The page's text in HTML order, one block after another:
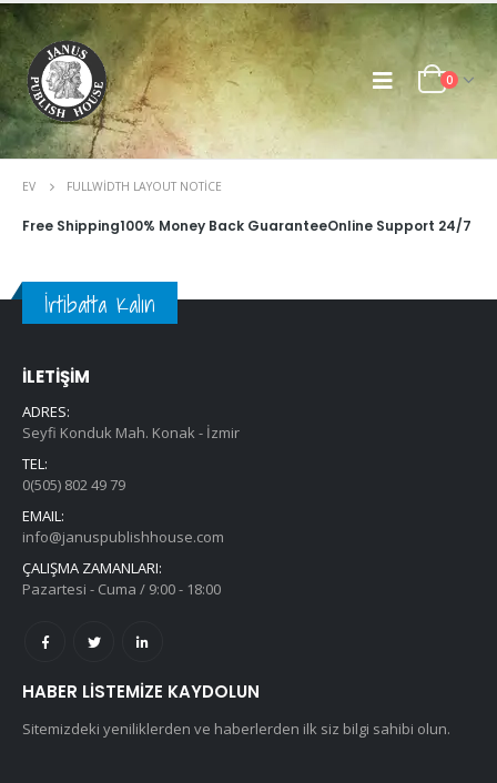
0
EV FULLWIDTH LAYOUT NOTICE
Free Shipping100% Money Back GuaranteeOnline Support 24/7
İrtibatta Kalın
İLETİŞİM
ADRES:
Seyfi Konduk Mah. Konak - İzmir
TEL:
0(505) 802 49 79
EMAIL:
info@januspublishhouse.com
ÇALIŞMA ZAMANLARI:
Pazartesi - Cuma / 9:00 - 18:00
HABER LISTEMIZE KAYDOLUN
Sitemizdeki yeniliklerden ve haberlerden ilk siz bilgi sahibi olun.